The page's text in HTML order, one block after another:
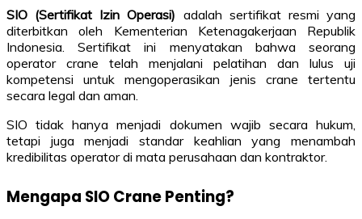
SIO (Sertifikat Izin Operasi) adalah sertifikat resmi yang
diterbitkan oleh Kementerian Ketenagakerjaan Republik
Indonesia. Sertifikat ini menyatakan bahwa seorang
operator crane telah menjalani pelatihan dan lulus uji
kompetensi untuk mengoperasikan jenis crane tertentu
secara legal dan aman.
SIO tidak hanya menjadi dokumen wajib secara hukum,
tetapi juga menjadi standar keahlian yang menambah
kredibilitas operator di mata perusahaan dan kontraktor.
Mengapa SIO Crane Penting?